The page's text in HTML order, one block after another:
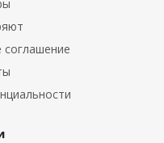
соглашение